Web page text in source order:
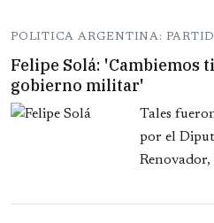
POLITICA ARGENTINA:
Felipe Solá: 'Cambiemos
gobierno militar'
Tales
por el
Renovador,